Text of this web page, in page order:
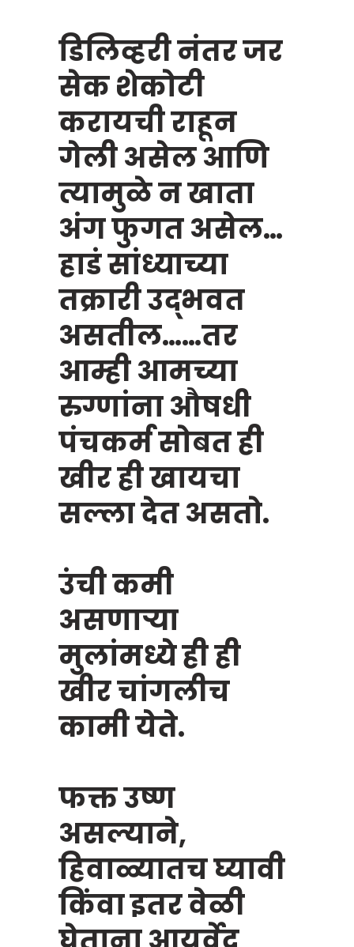
डिलिव्हरी नंतर जर
सेक शेकोटी
करायची राहून
गेली असेल आणि
त्यामुळे न खाता
अंग फुगत असेल…
हाडं सांध्याच्या
तक्रारी उद्भवत
असतील……तर
आम्ही आमच्या
रुग्णांना औषधी
पंचकर्म सोबत ही
खीर ही खायचा
सल्ला देत असतो.
उंची कमी
असणाऱ्या
मुलांमध्ये ही ही
खीर चांगलीच
कामी येते.
फक्त उष्ण
असल्याने,
हिवाळ्यातच घ्यावी
किंवा इतर वेळी